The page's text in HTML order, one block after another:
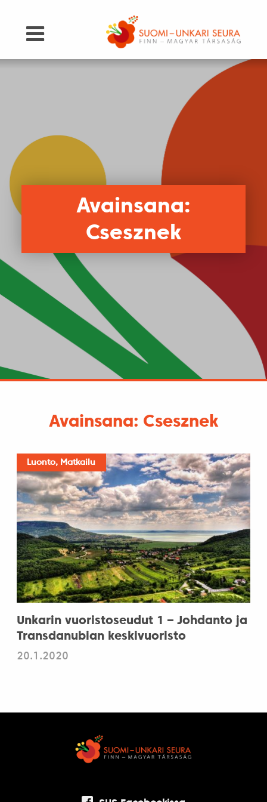
Avainsana:
Csesznek
Avainsana: Csesznek
Luonto, Matkailu
Unkarin vuoristoseudut 1 – Johdanto ja
Transdanubian keskivuoristo
20.1.2020